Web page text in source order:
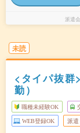
派遣
未読
<タイパ抜群
勤）
職種未経験OK
WEB登録OK 派遣